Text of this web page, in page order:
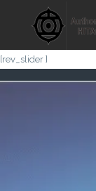
[rev_slider ]